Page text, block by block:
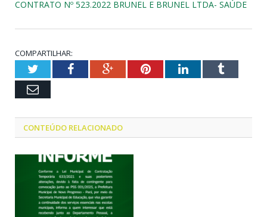
CONTRATO Nº 523.2022 BRUNEL E BRUNEL LTDA- SAÚDE
COMPARTILHAR:
TwitterFacebookGoogle+PinterestLinkedInTumblr
Email
CONTEÚDO RELACIONADO